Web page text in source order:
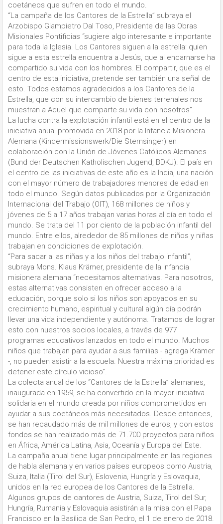
coetáneos que sufren en todo el mundo.
“La campaña de los Cantores de la Estrella” subraya el
Arzobispo Giampietro Dal Toso, Presidente de las Obras
Misionales Pontificias “sugiere algo interesante e importante
para toda la Iglesia. Los Cantores siguen a la estrella: quien
sigue a esta estrella encuentra a Jesús, que al encarnarse ha
compartido su vida con los hombres. El compartir, que es el
centro de esta iniciativa, pretende ser también una señal de
esto. Todos estamos agradecidos a los Cantores de la
Estrella, que con su intercambio de bienes terrenales nos
muestran a Aquel que comparte su vida con nosotros”.
La lucha contra la explotación infantil está en el centro de la
iniciativa anual promovida en 2018 por la Infancia Misionera
Alemana (Kindermissionswerk/Die Sternsinger) en
colaboración con la Unión de Jóvenes Católicos Alemanes
(Bund der Deutschen Katholischen Jugend, BDKJ). El país en
el centro de las iniciativas de este año es la India, una nación
con el mayor número de trabajadores menores de edad en
todo el mundo. Según datos publicados por la Organización
Internacional del Trabajo (OIT), 168 millones de niños y
jóvenes de 5 a 17 años trabajan varias horas al día en todo el
mundo. Se trata del 11 por ciento de la población infantil del
mundo. Entre ellos, alrededor de 85 millones de niños y niñas
trabajan en condiciones de explotación.
“Para sacar a las niñas y a los niños del trabajo infantil”,
subraya Mons. Klaus Krämer, presidente de la Infancia
misionera alemana “necesitamos alternativas. Para nosotros,
estas alternativas consisten en ofrecer acceso a la
educación, porque solo si los niños son apoyados en su
crecimiento humano, espiritual y cultural algún día podrán
llevar una vida independiente y autónoma. Tratamos de lograr
esto con nuestros socios locales, a través de 977
programas educativos lanzados en todo el mundo. Muchos
niños que trabajan para ayudar a sus familias - agrega Krämer
-, no pueden asistir a la escuela. Nuestra máxima prioridad es
detener este círculo vicioso”.
La colecta anual de los “Cantores de la Estrella” alemanes,
inaugurada en 1959, se ha convertido en la mayor iniciativa
solidaria en el mundo creada por niños comprometidos en
ayudar a sus coetáneos más necesitados. Desde entonces,
se han recaudado más de mil millones de euros, y con estos
fondos se han realizado más de 71.700 proyectos para niños
en África, América Latina, Asia, Oceanía y Europa del Este.
La campaña anual tiene lugar principalmente en las regiones
de habla alemana y en varios países europeos como Austria,
Suiza, Italia (Tirol del Sur), Eslovenia, Hungría y Eslovaquia,
unidos en la red europea de los Cantores de la Estrella.
Algunos grupos de cantores de Austria, Suiza, Tirol del Sur,
Hungría, Rumania y Eslovaquia asistirán a la misa con el Papa
Francisco en la Basílica de San Pedro, el 1 de enero de 2018.